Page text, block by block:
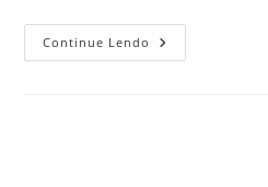
Continue Lendo Melhores
Regiões